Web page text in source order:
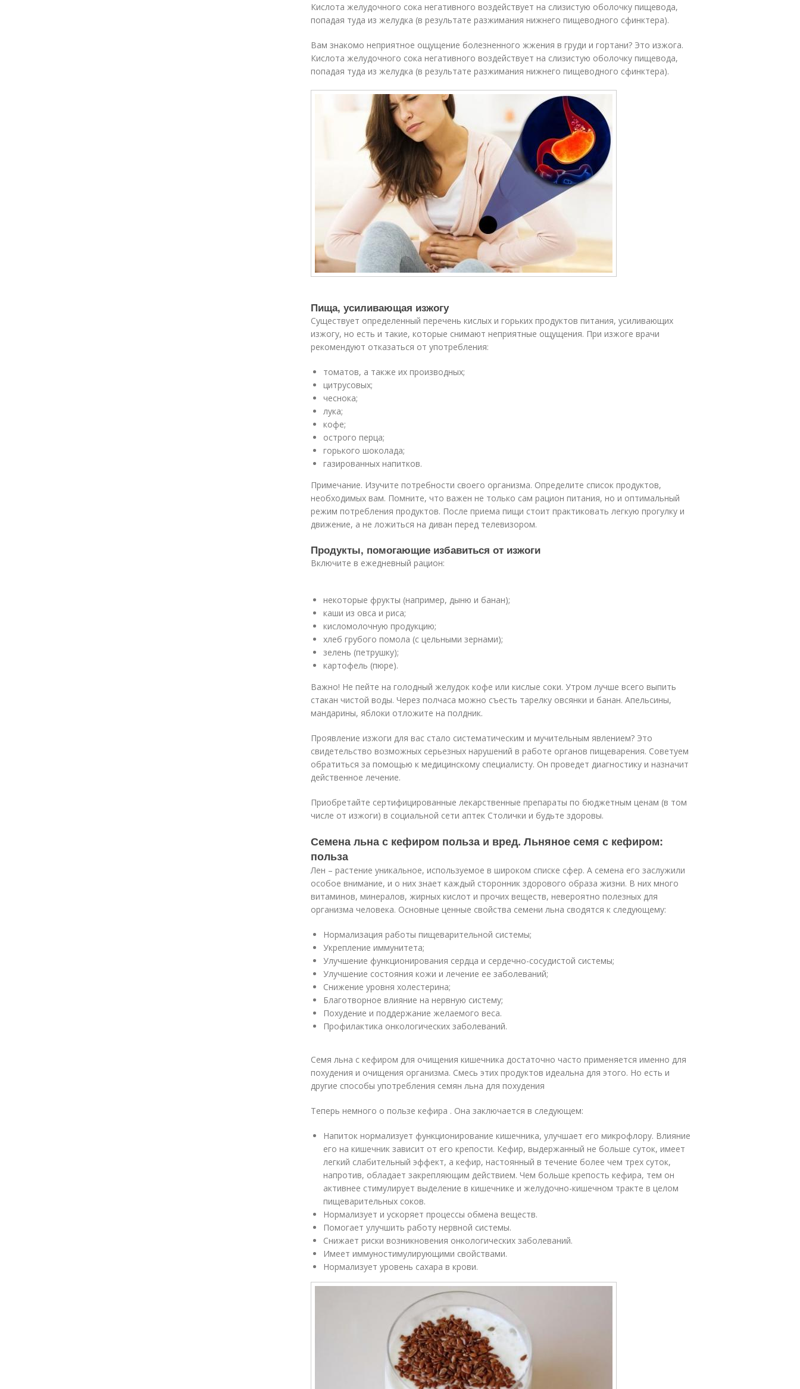
Кислота желудочного сока негативного воздействует на слизистую оболочку пищевода,
попадая туда из желудка (в результате разжимания нижнего пищеводного сфинктера).
Вам знакомо неприятное ощущение болезненного жжения в груди и гортани? Это изжога.
Кислота желудочного сока негативного воздействует на слизистую оболочку пищевода,
попадая туда из желудка (в результате разжимания нижнего пищеводного сфинктера).
Пища, усиливающая изжогу
Существует определенный перечень кислых и горьких продуктов питания, усиливающих
изжогу, но есть и такие, которые снимают неприятные ощущения. При изжоге врачи
рекомендуют отказаться от употребления:
томатов, а также их производных;
цитрусовых;
чеснока;
лука;
кофе;
острого перца;
горького шоколада;
газированных напитков.
Примечание. Изучите потребности своего организма. Определите список продуктов,
необходимых вам. Помните, что важен не только сам рацион питания, но и оптимальный
режим потребления продуктов. После приема пищи стоит практиковать легкую прогулку и
движение, а не ложиться на диван перед телевизором.
Продукты, помогающие избавиться от изжоги
Включите в ежедневный рацион:
некоторые фрукты (например, дыню и банан);
каши из овса и риса;
кисломолочную продукцию;
хлеб грубого помола (с цельными зернами);
зелень (петрушку);
картофель (пюре).
Важно! Не пейте на голодный желудок кофе или кислые соки. Утром лучше всего выпить
стакан чистой воды. Через полчаса можно съесть тарелку овсянки и банан. Апельсины,
мандарины, яблоки отложите на полдник.
Проявление изжоги для вас стало систематическим и мучительным явлением? Это
свидетельство возможных серьезных нарушений в работе органов пищеварения. Советуем
обратиться за помощью к медицинскому специалисту. Он проведет диагностику и назначит
действенное лечение.
Приобретайте сертифицированные лекарственные препараты по бюджетным ценам (в том
числе от изжоги) в социальной сети аптек Столички и будьте здоровы.
Семена льна с кефиром польза и вред. Льняное семя с кефиром:
польза
Лен – растение уникальное, используемое в широком списке сфер. А семена его заслужили
особое внимание, и о них знает каждый сторонник здорового образа жизни. В них много
витаминов, минералов, жирных кислот и прочих веществ, невероятно полезных для
организма человека. Основные ценные свойства семени льна сводятся к следующему:
Нормализация работы пищеварительной системы;
Укрепление иммунитета;
Улучшение функционирования сердца и сердечно-сосудистой системы;
Улучшение состояния кожи и лечение ее заболеваний;
Снижение уровня холестерина;
Благотворное влияние на нервную систему;
Похудение и поддержание желаемого веса.
Профилактика онкологических заболеваний.
Семя льна с кефиром для очищения кишечника достаточно часто применяется именно для
похудения и очищения организма. Смесь этих продуктов идеальна для этого. Но есть и
другие способы употребления семян льна для похудения
Теперь немного о пользе кефира . Она заключается в следующем:
Напиток нормализует функционирование кишечника, улучшает его микрофлору. Влияние
его на кишечник зависит от его крепости. Кефир, выдержанный не больше суток, имеет
легкий слабительный эффект, а кефир, настоянный в течение более чем трех суток,
напротив, обладает закрепляющим действием. Чем больше крепость кефира, тем он
активнее стимулирует выделение в кишечнике и желудочно-кишечном тракте в целом
пищеварительных соков.
Нормализует и ускоряет процессы обмена веществ.
Помогает улучшить работу нервной системы.
Снижает риски возникновения онкологических заболеваний.
Имеет иммуностимулирующими свойствами.
Нормализует уровень сахара в крови.